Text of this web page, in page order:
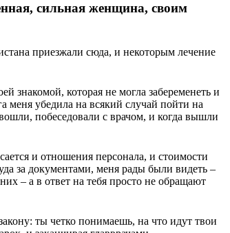
сильная женщина, своим
приезжали сюда, и некоторым лечение
знакомой, которая не могла забеременеть и
меня убедила на всякий случай пойти на
побеседовали с врачом, и когда вышли
и отношения персонала, и стоимости
за документами, меня рады были видеть –
– а в ответ на тебя просто не обращают
ты четко понимаешь, на что идут твои